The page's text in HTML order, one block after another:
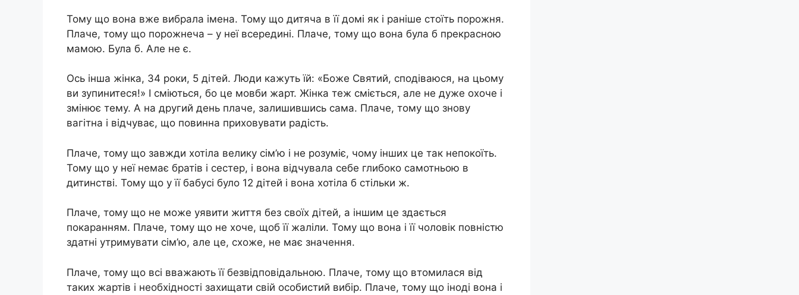
Тому що вона вже вибрала імена. Тому що дитяча в її домі як і раніше стоїть порожня.
Плаче, тому що порожнеча – у неї всередині. Плаче, тому що вона була б прекрасною
мамою. Була б. Але не є.
Ось інша жінка, 34 роки, 5 дітей. Люди кажуть їй: «Боже Святий, сподіваюся, на цьому
ви зупинитеся!» І сміються, бо це мовби жарт. Жінка теж сміється, але не дуже охоче і
змінює тему. А на другий день плаче, залишившись сама. Плаче, тому що знову
вагітна і відчуває, що повинна приховувати радість.
Плаче, тому що завжди хотіла велику сім’ю і не розуміє, чому інших це так непокоїть.
Тому що у неї немає братів і сестер, і вона відчувала себе глибоко самотньою в
дитинстві. Тому що у її бабусі було 12 дітей і вона хотіла б стільки ж.
Плаче, тому що не може уявити життя без своїх дітей, а іншим це здається
покаранням. Плаче, тому що не хоче, щоб її жаліли. Тому що вона і її чоловік повністю
здатні утримувати сім’ю, але це, схоже, не має значення.
Плаче, тому що всі вважають її безвідповідальною. Плаче, тому що втомилася від
таких жартів і необхідності захищати свій особистий вибір. Плаче, тому що іноді вона і